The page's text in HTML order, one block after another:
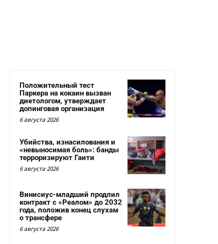
Положительный тест
Паркера на кокаин вызван
диетологом, утверждает
допинговая организация
6 августа 2026
Убийства, изнасилования и
«невыносимая боль»: банды
терроризируют Гаити
6 августа 2026
Винисиус-младший продлил
контракт с «Реалом» до 2032
года, положив конец слухам
о трансфере
6 августа 2026